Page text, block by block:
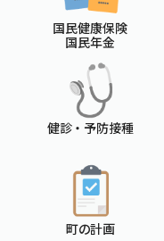
国民健康保険
国民年金
健診 ・ 予防接種
町の計画